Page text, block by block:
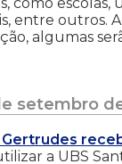
entre outros.
algumas
setembro
Gertrudes
a UBS